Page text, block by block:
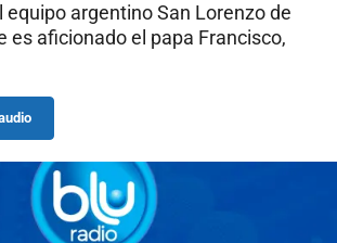
argentino San Lorenzo de
es aficionado el papa Francisco,